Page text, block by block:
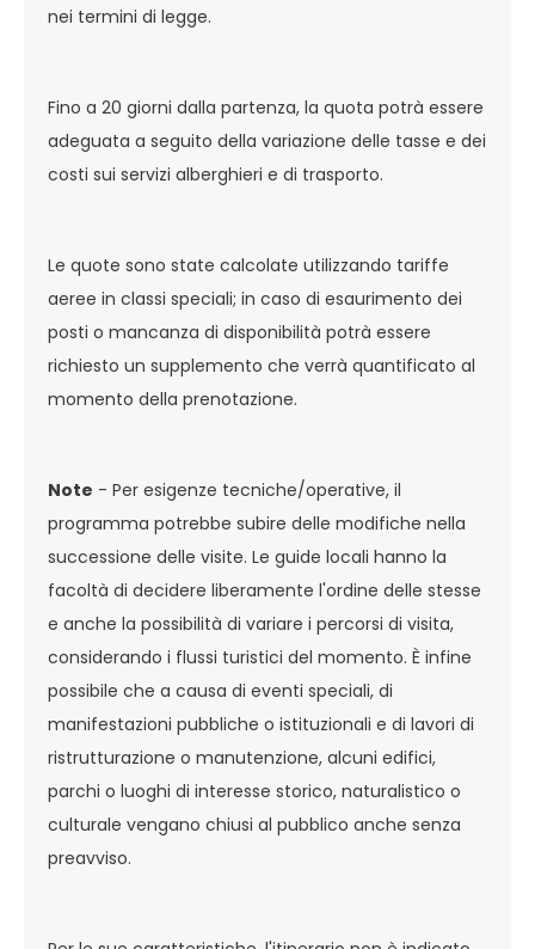
nei termini di legge.
Fino a 20 giorni dalla partenza, la quota potrà essere
adeguata a seguito della variazione delle tasse e dei
costi sui servizi alberghieri e di trasporto.
Le quote sono state calcolate utilizzando tariffe
aeree in classi speciali; in caso di esaurimento dei
posti o mancanza di disponibilità potrà essere
richiesto un supplemento che verrà quantificato al
momento della prenotazione.
Note - Per esigenze tecniche/operative, il
programma potrebbe subire delle modifiche nella
successione delle visite. Le guide locali hanno la
facoltà di decidere liberamente l'ordine delle stesse
e anche la possibilità di variare i percorsi di visita,
considerando i flussi turistici del momento. È infine
possibile che a causa di eventi speciali, di
manifestazioni pubbliche o istituzionali e di lavori di
ristrutturazione o manutenzione, alcuni edifici,
parchi o luoghi di interesse storico, naturalistico o
culturale vengano chiusi al pubblico anche senza
preavviso.